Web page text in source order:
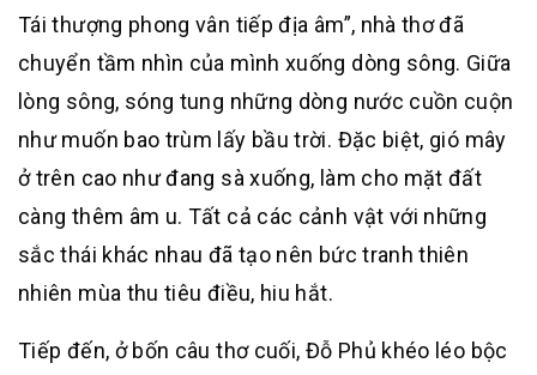
Tái thượng phong vân tiếp địa âm”, nhà thơ đã
chuyển tầm nhìn của mình xuống dòng sông. Giữa
lòng sông, sóng tung những dòng nước cuồn cuộn
như muốn bao trùm lấy bầu trời. Đặc biệt, gió mây
ở trên cao như đang sà xuống, làm cho mặt đất
càng thêm âm u. Tất cả các cảnh vật với những
sắc thái khác nhau đã tạo nên bức tranh thiên
nhiên mùa thu tiêu điều, hiu hắt.
Tiếp đến, ở bốn câu thơ cuối, Đỗ Phủ khéo léo bộc